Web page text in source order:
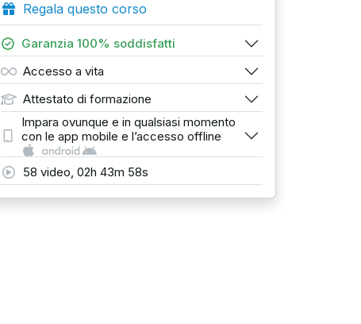
Regala questo corso
Garanzia 100% soddisfatti
Accesso a vita
Attestato di formazione
Impara ovunque e in qualsiasi momento
con le app mobile e l’accesso offline
58 video, 02h 43m 58s